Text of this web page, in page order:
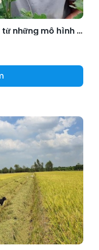
Hiệu quả giảm nghèo từ những mô hình sinh kế của Hợp tác xã